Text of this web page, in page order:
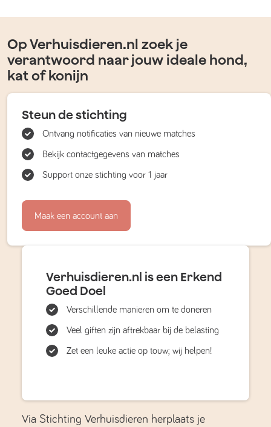
Op Verhuisdieren.nl zoek je
verantwoord naar jouw ideale hond,
kat of konijn
Steun de stichting
Ontvang notificaties van nieuwe matches
Bekijk contactgegevens van matches
Support onze stichting voor 1 jaar
Maak een account aan
Verhuisdieren.nl is een Erkend
Goed Doel
Verschillende manieren om te doneren
Veel giften zijn aftrekbaar bij de belasting
Zet een leuke actie op touw; wij helpen!
Via Stichting Verhuisdieren herplaats je